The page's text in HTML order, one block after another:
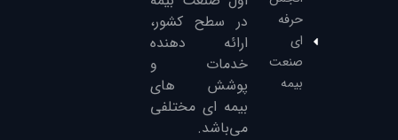
حرفه
ای
صنعت
بیمه
در سطح کشور،
ارائه دهنده
خدمات و
پوشش های
بیمه ای مختلفی
می‌باشد.